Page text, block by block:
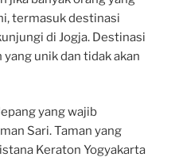
termasuk destinasi
di Jogja. Destinasi
unik dan tidak akan
yang wajib
Sari. Taman yang
Keraton Yogyakarta